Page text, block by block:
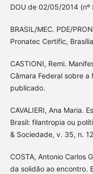
DOU de 02/05/2014 (nº
BRASIL/MEC. PDE/
Pronatec Certific,
CASTIONI, Remi.
Câmara Federal sobre
publicado.
CAVALIERI, Ana Maria.
Brasil: filantropia ou
& Sociedade, v. 35, n.
COSTA, Antonio Carlos
da solidão ao encontro.